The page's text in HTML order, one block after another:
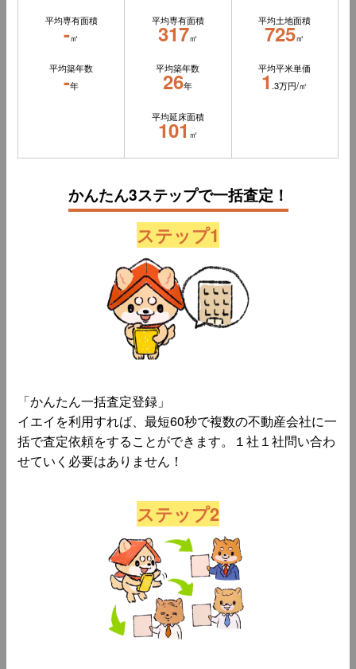
平均専有面積
-㎡
平均築年数
-年
平均専有面積
317㎡
平均築年数
26年
平均延床面積
101㎡
平均土地面積
725㎡
平均平米単価
1 .3万円/㎡
かんたん3ステップで一括査定！
ステップ1
「かんたん一括査定登録」
イエイを利用すれば、最短60秒で複数の不動産会社に一
括で査定依頼をすることができます。１社１社問い合わ
せていく必要はありません！
ステップ2